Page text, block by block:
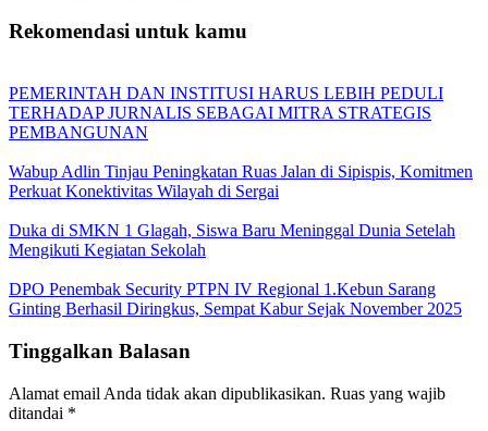
Rekomendasi untuk kamu
PEMERINTAH DAN INSTITUSI HARUS LEBIH PEDULI
TERHADAP JURNALIS SEBAGAI MITRA STRATEGIS
PEMBANGUNAN
Wabup Adlin Tinjau Peningkatan Ruas Jalan di Sipispis, Komitmen
Perkuat Konektivitas Wilayah di Sergai
Duka di SMKN 1 Glagah, Siswa Baru Meninggal Dunia Setelah
Mengikuti Kegiatan Sekolah
DPO Penembak Security PTPN IV Regional 1.Kebun Sarang
Ginting Berhasil Diringkus, Sempat Kabur Sejak November 2025
Tinggalkan Balasan
Alamat email Anda tidak akan dipublikasikan. Ruas yang wajib
ditandai *